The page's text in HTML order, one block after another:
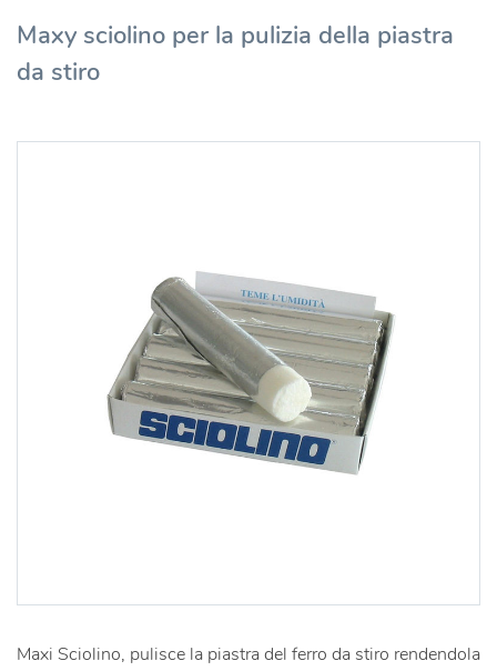
Maxy sciolino per la pulizia della piastra
da stiro
Maxi Sciolino, pulisce la piastra del ferro da stiro rendendola